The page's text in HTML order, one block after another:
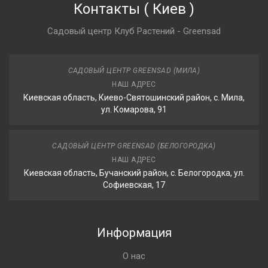
Контакты ( Киев )
Садовый центр Клуб Растений - Greensad
САДОВЫЙ ЦЕНТР GREENSAD (МИЛА)
НАШ АДРЕС
Киевская область, Киево-Святошинский район, с. Мила,
ул. Комарова, 91
САДОВЫЙ ЦЕНТР GREENSAD (БЕЛОГОРОДКА)
НАШ АДРЕС
Киевская область, Бучанский район, с. Белогородка, ул.
Софиевская, 17
Информация
О нас